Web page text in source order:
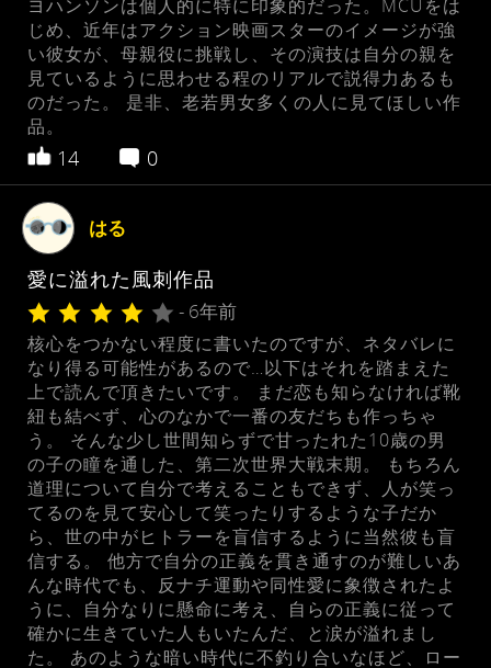
ヨハンソンは個人的に特に印象的だった。MCUをは
じめ、近年はアクション映画スターのイメージが強
い彼女が、母親役に挑戦し、その演技は自分の親を
見ているように思わせる程のリアルで説得力あるも
のだった。 是非、老若男女多くの人に見てほしい作
品。
14 0
はる
愛に溢れた風刺作品
- 6年前
核心をつかない程度に書いたのですが、ネタバレに
なり得る可能性があるので…以下はそれを踏まえた
上で読んで頂きたいです。 まだ恋も知らなければ靴
紐も結べず、心のなかで一番の友だちも作っちゃ
う。 そんな少し世間知らずで甘ったれた10歳の男
の子の瞳を通した、第二次世界大戦末期。 もちろん
道理について自分で考えることもできず、人が笑っ
てるのを見て安心して笑ったりするような子だか
ら、世の中がヒトラーを盲信するように当然彼も盲
信する。 他方で自分の正義を貫き通すのが難しいあ
んな時代でも、反ナチ運動や同性愛に象徴されたよ
うに、自分なりに懸命に考え、自らの正義に従って
確かに生きていた人もいたんだ、と涙が溢れまし
た。 あのような暗い時代に不釣り合いなほど、ロー